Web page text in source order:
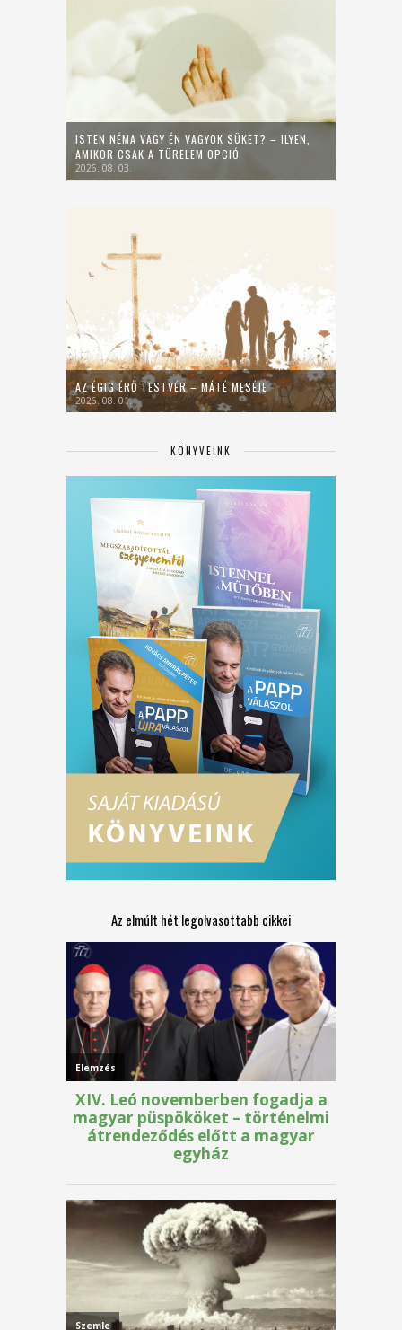
ISTEN NÉMA VAGY ÉN VAGYOK SÜKET? – ILYEN,
AMIKOR CSAK A TÜRELEM OPCIÓ
2026. 08. 03.
AZ ÉGIG ÉRŐ TESTVÉR – MÁTÉ MESÉJE
2026. 08. 01.
KÖNYVEINK
Az elmúlt hét legolvasottabb cikkei